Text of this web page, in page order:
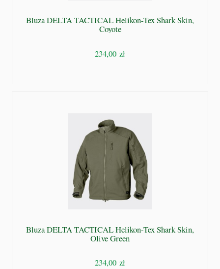
Bluza DELTA TACTICAL Helikon-Tex Shark Skin,
Coyote
234,00 zł
Bluza DELTA TACTICAL Helikon-Tex Shark Skin,
Olive Green
234,00 zł